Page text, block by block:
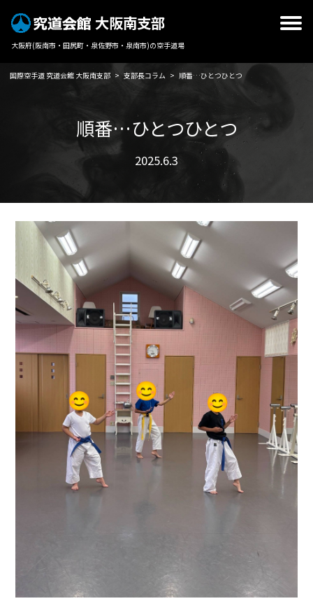
大阪南支部
大阪府(阪南市・田尻町・泉佐野市・泉南市)の空手道場
国際空手道 究道会館 大阪南支部 > 支部長コラム > 順番…ひとつひとつ
順番…ひとつひとつ
2025.6.3